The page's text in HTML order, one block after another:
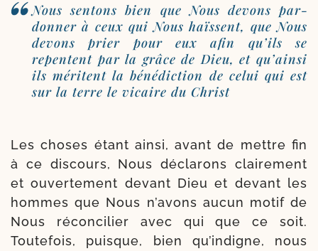
Nous sen­tons bien que Nous devons par­
don­ner à ceux qui Nous haïssent, que Nous
devons prier pour eux afin qu’ils se
repentent par la grâce de Dieu, et qu’ainsi
ils méritent la béné­dic­tion de celui qui est
sur la terre le vicaire du Christ
Les choses étant ain­si, avant de mettre fin
à ce dis­cours, Nous décla­rons clai­re­ment
et ouver­te­ment devant Dieu et devant les
hommes que Nous n’avons aucun motif de
Nous récon­ci­lier avec qui que ce soit.
Toutefois, puisque, bien qu’indigne, nous